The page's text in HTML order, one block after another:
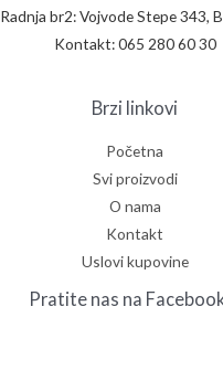
Radnja br2: Vojvode Stepe 343,
Kontakt: 065 280 60 30
Brzi linkovi
Početna
Svi proizvodi
O nama
Kontakt
Uslovi kupovine
Pratite nas na